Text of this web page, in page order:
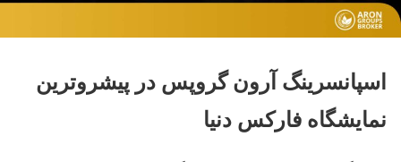
اسپانسرینگ آرون گروپس در پیشروترین
نمایشگاه فارکس دنیا